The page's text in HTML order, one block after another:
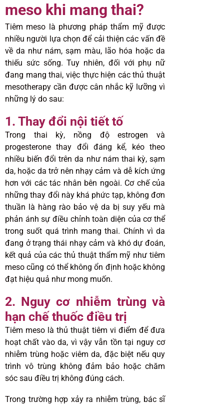
meso khi mang thai?
Tiêm meso là phương pháp thẩm mỹ được
nhiều người lựa chọn để cải thiện các vấn đề
về da như nám, sạm màu, lão hóa hoặc da
thiếu sức sống. Tuy nhiên, đối với phụ nữ
đang mang thai, việc thực hiện các thủ thuật
mesotherapy cần được cân nhắc kỹ lưỡng vì
những lý do sau:
1. Thay đổi nội tiết tố
Trong thai kỳ, nồng độ estrogen và
progesterone thay đổi đáng kể, kéo theo
nhiều biến đổi trên da như nám thai kỳ, sạm
da, hoặc da trở nên nhạy cảm và dễ kích ứng
hơn với các tác nhân bên ngoài. Cơ chế của
những thay đổi này khá phức tạp, không đơn
thuần là hàng rào bảo vệ da bị suy yếu mà
phản ánh sự điều chỉnh toàn diện của cơ thể
trong suốt quá trình mang thai. Chính vì da
đang ở trạng thái nhạy cảm và khó dự đoán,
kết quả của các thủ thuật thẩm mỹ như tiêm
meso cũng có thể không ổn định hoặc không
đạt hiệu quả như mong muốn.
2. Nguy cơ nhiễm trùng và
hạn chế thuốc điều trị
Tiêm meso là thủ thuật tiêm vi điểm để đưa
hoạt chất vào da, vì vậy vẫn tồn tại nguy cơ
nhiễm trùng hoặc viêm da, đặc biệt nếu quy
trình vô trùng không đảm bảo hoặc chăm
sóc sau điều trị không đúng cách.
Trong trường hợp xảy ra nhiễm trùng, bác sĩ